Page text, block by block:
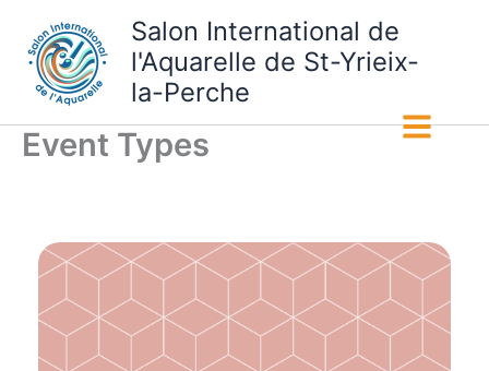
contenu
Salon International de
l'Aquarelle de St-Yrieix-
la-Perche
Event Types